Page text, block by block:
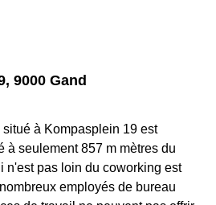
9000 Gand
à Kompasplein 19 est
à seulement 857 m mètres du
n'est pas loin du coworking est
employés de bureau